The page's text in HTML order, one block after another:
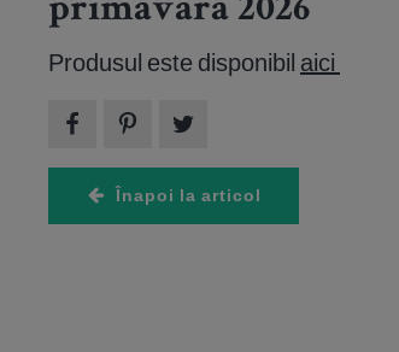
primăvara 2026
Produsul este disponibil aici
Înapoi la articol